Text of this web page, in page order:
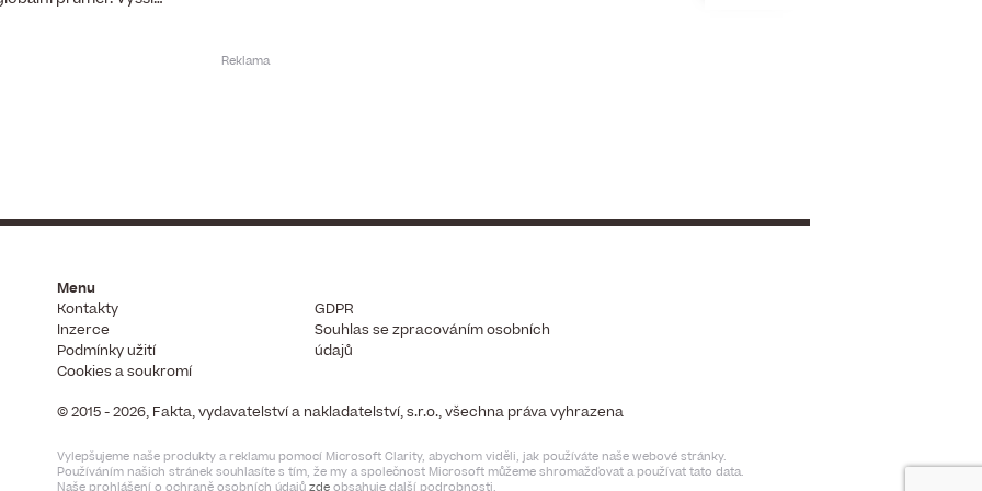
Menu
Kontakty
Inzerce
Podmínky užití
Cookies a soukromí
GDPR
Souhlas se zpracováním osobních
údajů
© 2015 - 2026, Fakta, vydavatelství a nakladatelství, s.r.o., všechna práva vyhrazena
Vylepšujeme naše produkty a reklamu pomocí Microsoft Clarity, abychom viděli, jak používáte naše webové stránky.
Používáním našich stránek souhlasíte s tím, že my a společnost Microsoft můžeme shromažďovat a používat tato data.
Naše prohlášení o ochraně osobních údajůzde obsahuje další podrobnosti.